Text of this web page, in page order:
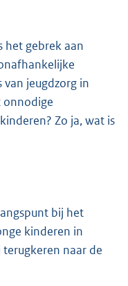
het gebrek aan
jeugdzorg in
onnodige
Zo ja, wat is
bij het
kinderen in
naar de